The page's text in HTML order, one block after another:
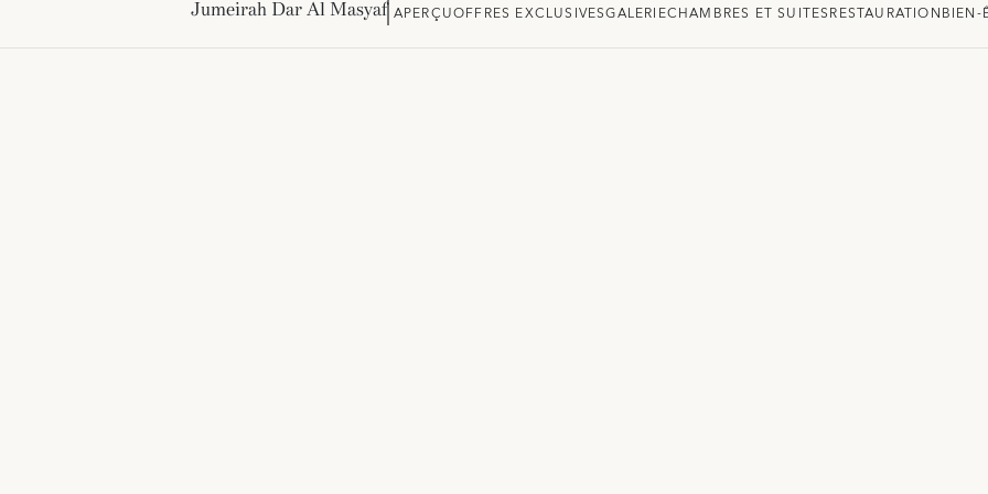
Jumeirah Dar Al Masyaf APERÇUOFFRES EXCLUSIVESGALERIECHAMBRES ET SUITESRESTAURATIONBIEN-